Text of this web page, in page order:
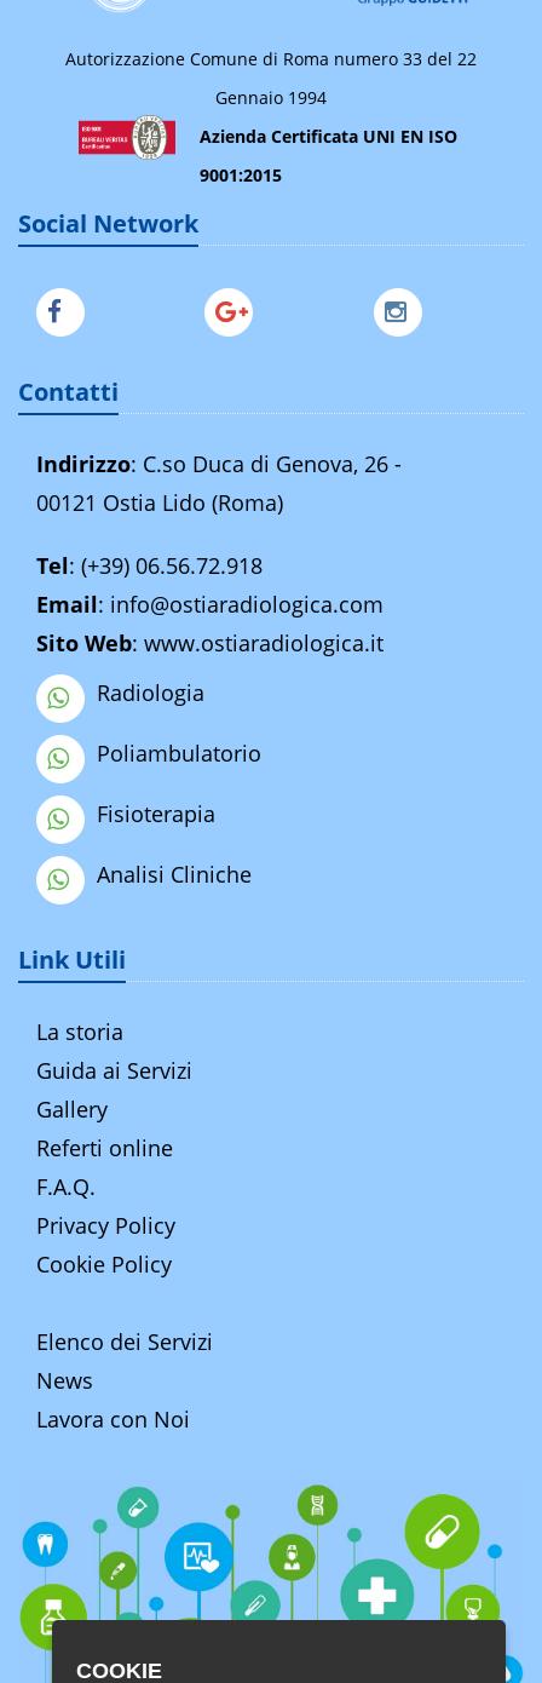
Autorizzazione Comune di Roma numero 33 del 22
Gennaio 1994
Azienda Certificata UNI EN ISO
9001:2015
Social Network
Contatti
Indirizzo: C.so Duca di Genova, 26 -
00121 Ostia Lido (Roma)
Tel: (+39) 06.56.72.918
Email: info@ostiaradiologica.com
Sito Web: www.ostiaradiologica.it
Radiologia
Poliambulatorio
Fisioterapia
Analisi Cliniche
Link Utili
La storia
Guida ai Servizi
Gallery
Referti online
F.A.Q.
Privacy Policy
Cookie Policy
Elenco dei Servizi
News
Lavora con Noi
COOKIE